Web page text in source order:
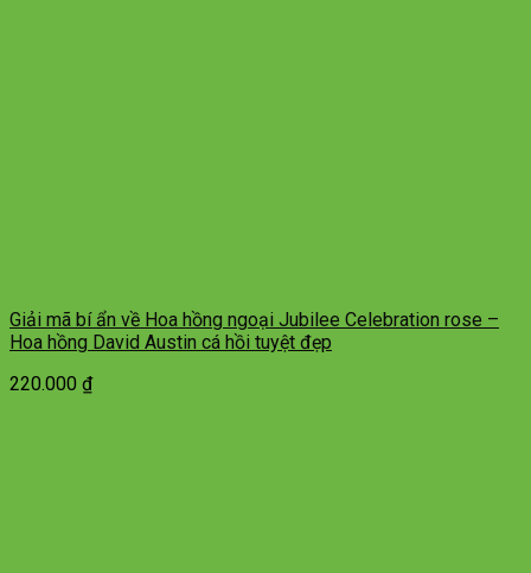
Giải mã bí ẩn về Hoa hồng ngoại Jubilee Celebration rose –
Hoa hồng David Austin cá hồi tuyệt đẹp
220.000 ₫